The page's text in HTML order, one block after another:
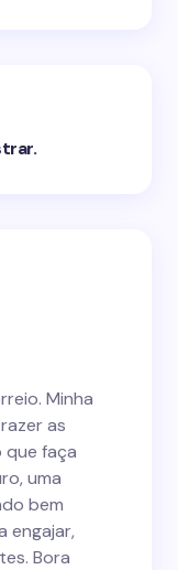
Minha
as
que faça
uma
bem
engajar,
Bora